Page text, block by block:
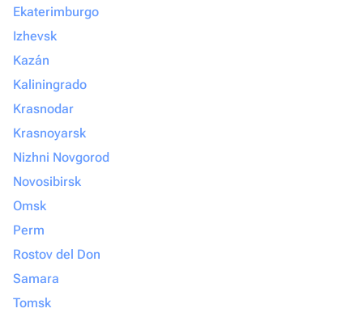
Ekaterimburgo
Izhevsk
Kazán
Kaliningrado
Krasnodar
Krasnoyarsk
Nizhni Novgorod
Novosibirsk
Omsk
Perm
Rostov del Don
Samara
Tomsk